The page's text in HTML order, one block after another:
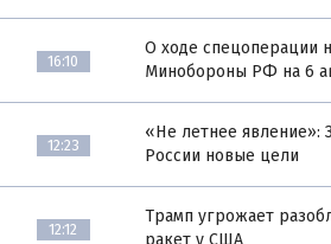
16:10
О ходе спецоперации
Минобороны РФ на 6
12:23
«Не летнее явление»:
России новые цели
12:12
Трамп угрожает